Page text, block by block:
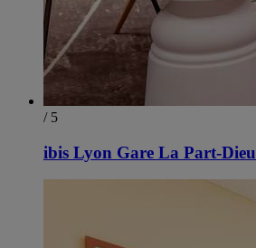
/ 5
ibis Lyon Gare La Part-Dieu